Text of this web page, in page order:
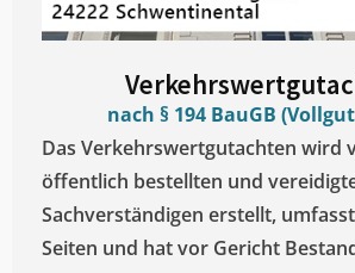
nach § 194 BauGB
Das Verkehrswertgutachten wird
öffentlich bestellten und
Sachverständigen erstellt,
Seiten und hat vor Gericht